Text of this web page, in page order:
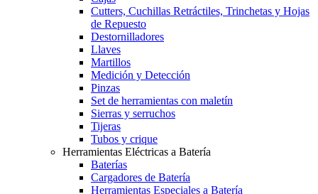
Cutters, Cuchillas Retráctiles, Trinchetas y Hojas
de Repuesto
Destornilladores
Llaves
Martillos
Medición y Detección
Pinzas
Set de herramientas con maletín
Sierras y serruchos
Tijeras
Tubos y crique
Herramientas Eléctricas a Batería
Baterías
Cargadores de Batería
Herramientas Especiales a Batería